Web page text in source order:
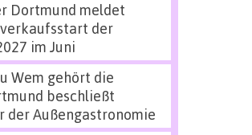
Dortmund meldet
der
im Juni
Wem gehört die
beschließt
der Außengastronomie